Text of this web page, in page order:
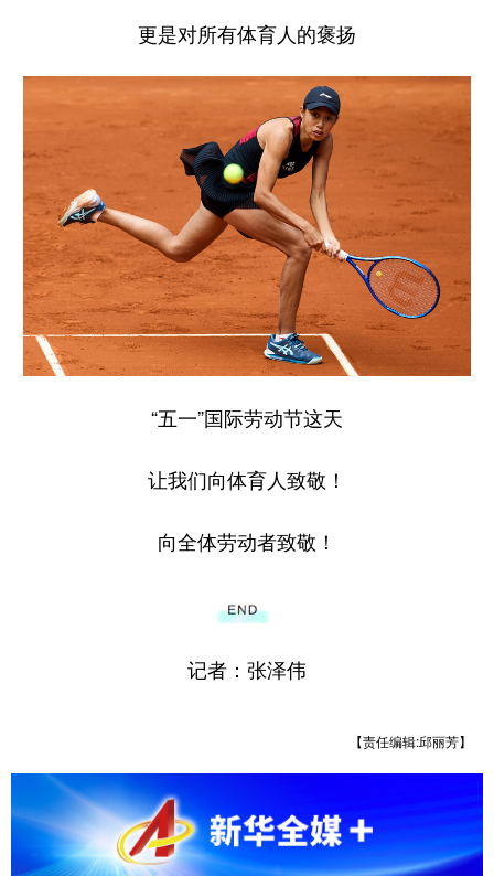
更是对所有体育人的褒扬
“五一”国际劳动节这天
让我们向体育人致敬！
向全体劳动者致敬！
记者：张泽伟
【责任编辑:邱丽芳】